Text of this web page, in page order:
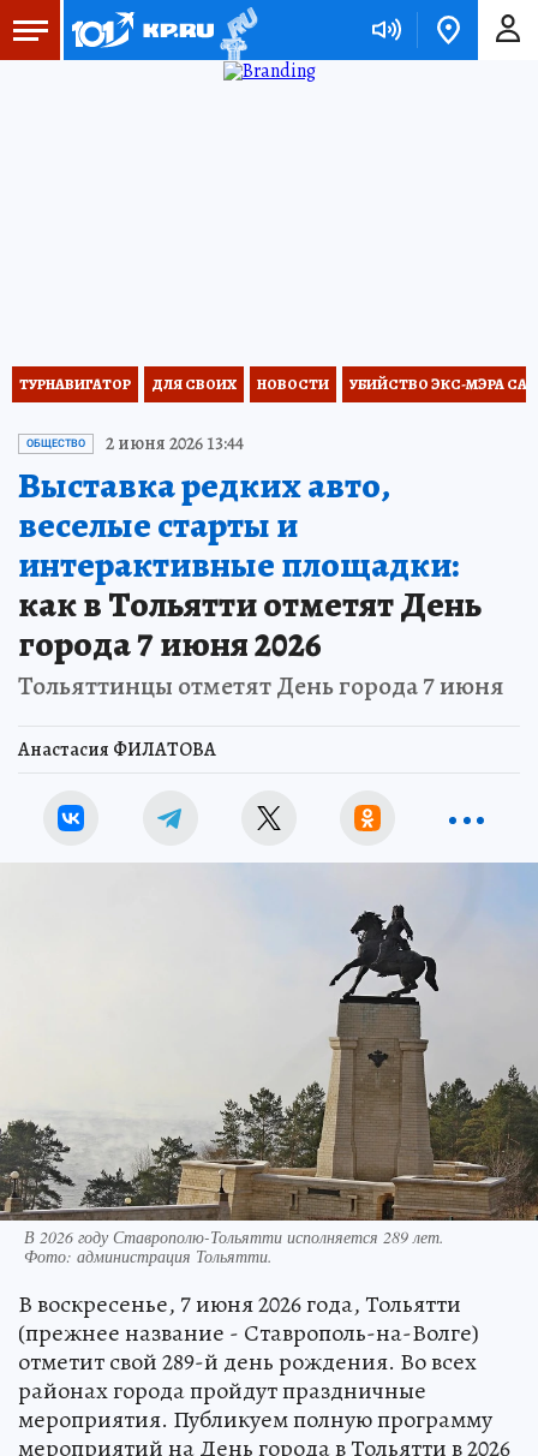
ТУРНАВИГАТОР ДЛЯ СВОИХ НОВОСТИ УБИЙСТВО ЭКС-МЭРА
ОБЩЕСТВО 2 июня 2026 13:44
Выставка редких авто,
веселые старты и
интерактивные площадки:
как в Тольятти отметят День
города 7 июня 2026
Тольяттинцы отметят День города 7 июня
Анастасия ФИЛАТОВА
В 2026 году Ставрополю-Тольятти исполняется 289 лет.
Фото: администрация Тольятти.
В воскресенье, 7 июня 2026 года, Тольятти
(прежнее название - Ставрополь-на-Волге)
отметит свой 289-й день рождения. Во всех
районах города пройдут праздничные
мероприятия. Публикуем полную программу
мероприятий на День города в Тольятти в 2026